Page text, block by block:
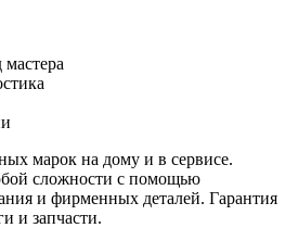
марок на дому и в сервисе.
сложности с помощью
и фирменных деталей. Гарантия
и запчасти.